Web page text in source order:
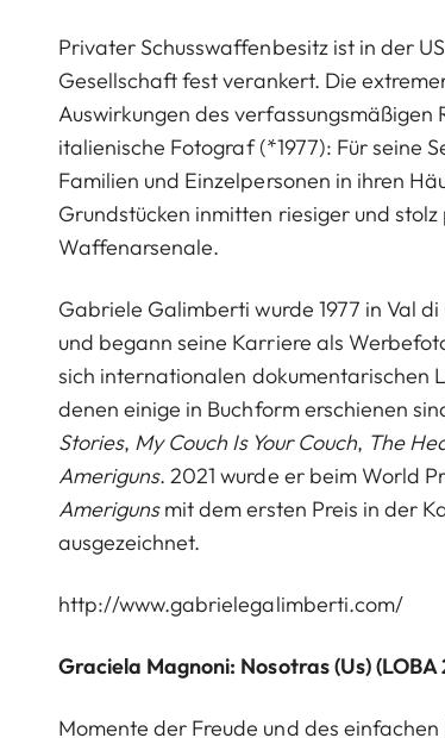
Privater Schusswaffenbesitz ist in der
Gesellschaft fest verankert. Die
Auswirkungen des verfassungsmäßigen
italienische Fotograf (*1977): Für seine
Familien und Einzelpersonen in ihren
Grundstücken inmitten riesiger und
Waffenarsenale.
Gabriele Galimberti wurde 1977 in Val
und begann seine Karriere als
sich internationalen dokumentarischen
denen einige in Buchform erschienen
Stories, My Couch Is Your Couch, The
Ameriguns. 2021 wurde er beim World
Amerigunsmit dem ersten Preis in der
ausgezeichnet.
http://www.gabrielegalimberti.com/
Graciela Magnoni: Nosotras (Us) (LOBA
Momente der Freude und des